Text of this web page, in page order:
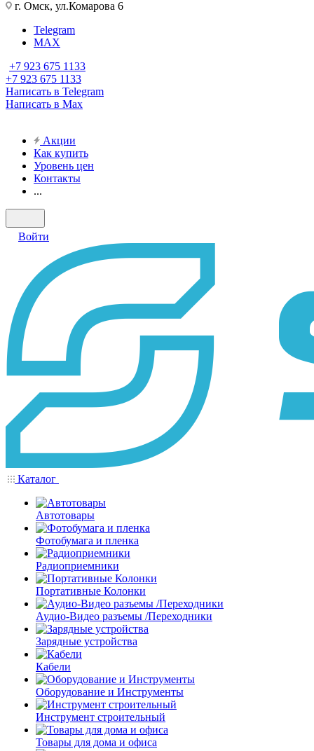
г. Омск, ул.Комарова 6
Telegram
MAX
+7 923 675 1133
+7 923 675 1133
Написать в Telegram
Написать в Max
Акции
Как купить
Уровень цен
Контакты
...
Войти
Каталог
Автотовары
Фотобумага и пленка
Радиоприемники
Портативные Колонки
Аудио-Видео разъемы /Переходники
Зарядные устройства
Кабели
Оборудование и Инструменты
Инструмент строительный
Товары для дома и офиса